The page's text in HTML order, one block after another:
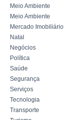
Meio Ambiente
Meio Ambiente
Mercado Imobiliário
Natal
Negócios
Política
Saúde
Segurança
Serviços
Tecnologia
Transporte